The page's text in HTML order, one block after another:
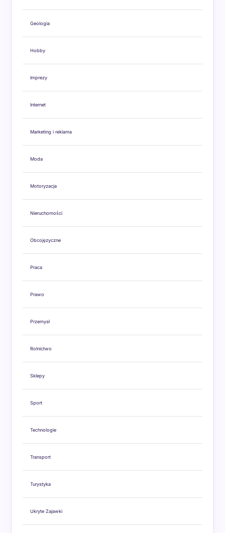
Geologia
Hobby
Imprezy
Internet
Marketing i reklama
Moda
Motoryzacja
Nieruchomości
Obcojęzyczne
Praca
Prawo
Przemysł
Rolnictwo
Sklepy
Sport
Technologie
Transport
Turystyka
Ukryte Zajawki